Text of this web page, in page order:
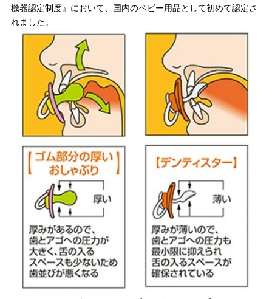
機器認定制度』において、国内のベビー用品として初めて認定さ
れました。